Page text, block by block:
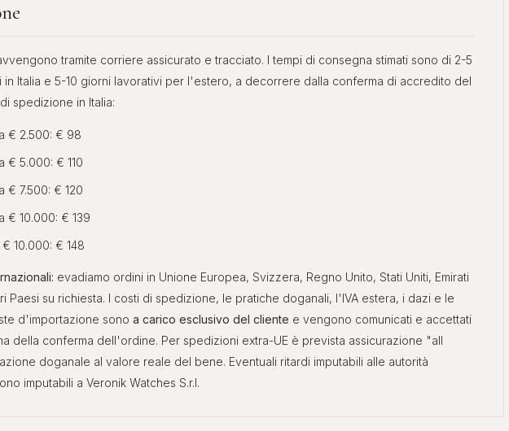
tramite corriere assicurato e tracciato. I tempi di consegna stimati sono di 2-5
in Italia e 5-10 giorni lavorativi per l'estero, a decorrere dalla conferma di accredito del
spedizione in Italia:
€ 2.500: € 98
€ 5.000: € 110
€ 7.500: € 120
€ 10.000: € 139
10.000: € 148
evadiamo ordini in Unione Europea, Svizzera, Regno Unito, Stati Uniti, Emirati
Paesi su richiesta. I costi di spedizione, le pratiche doganali, l'IVA estera, i dazi e le
d'importazione sono a carico esclusivo del cliente e vengono comunicati e accettati
della conferma dell'ordine. Per spedizioni extra-UE è prevista assicurazione "all
doganale al valore reale del bene. Eventuali ritardi imputabili alle autorità
imputabili a Veronik Watches S.r.l.